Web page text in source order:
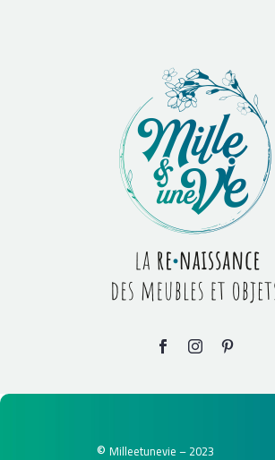
© Milleetunevie – 2023